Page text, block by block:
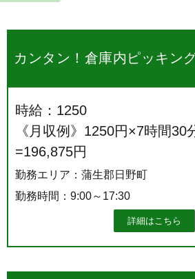
カンタン！倉庫内ピッキン
時給：1250
《月収例》1250円×7時間30
=196,875円
勤務エリア：蒲生郡日野町
勤務時間：9:00～17:30
詳細はこちら